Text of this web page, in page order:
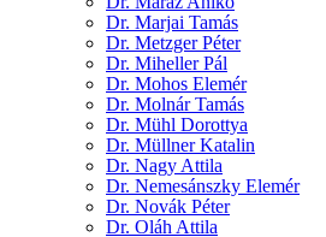
Dr. Marjai Tamás
Dr. Metzger Péter
Dr. Miheller Pál
Dr. Mohos Elemér
Dr. Molnár Tamás
Dr. Mühl Dorottya
Dr. Müllner Katalin
Dr. Nagy Attila
Dr. Nemesánszky Elemér
Dr. Novák Péter
Dr. Oláh Attila